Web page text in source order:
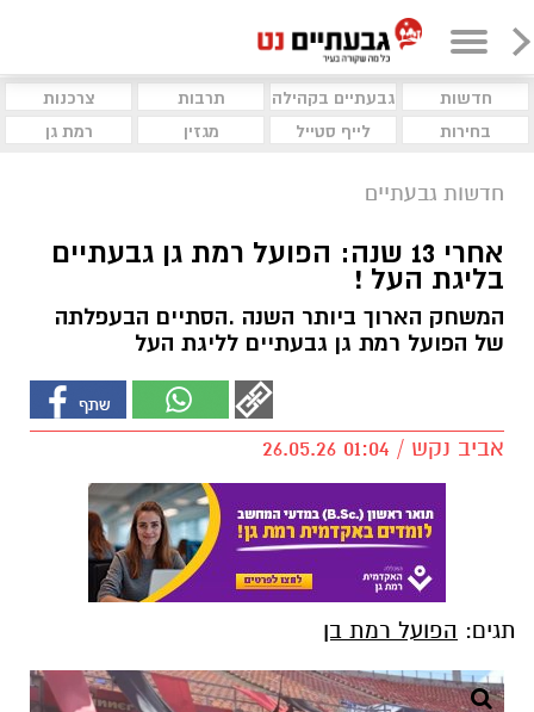
חדשות גבעתיים בקהילה תרבות
צרכנות
בחירות
לייף סטייל מגזין רמת גן
חדשות גבעתיים
אחרי 13 שנה: הפועל רמת גן גבעתיים
בליגת העל !
המשחק הארוך ביותר השנה .הסתיים הבעפלתה
של הפועל רמת גן גבעתיים לליגת העל
אביב נקש / 01:04 26.05.26
תגים: הפועל רמת בן